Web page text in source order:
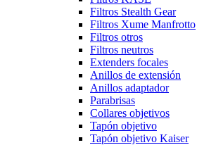
Filtros Stealth Gear
Filtros Xume Manfrotto
Filtros otros
Filtros neutros
Extenders focales
Anillos de extensión
Anillos adaptador
Parabrisas
Collares objetivos
Tapón objetivo
Tapón objetivo Kaiser